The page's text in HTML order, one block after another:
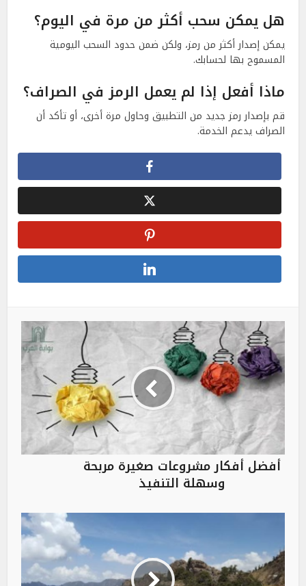
هل يمكن سحب أكثر من مرة في اليوم؟
يمكن إصدار أكثر من رمز، ولكن ضمن حدود السحب اليومية
المسموح بها لحسابك.
ماذا أفعل إذا لم يعمل الرمز في الصراف؟
قم بإصدار رمز جديد من التطبيق وحاول مرة أخرى، أو تأكد أن
الصراف يدعم الخدمة.
أفضل أفكار مشروعات صغيرة مربحة
وسهلة التنفيذ